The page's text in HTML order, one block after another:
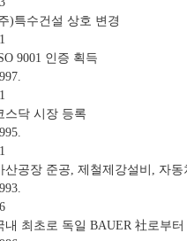
)특수건설 상호 변경
9001 인증 획득
스닥 시장 등록
산공장 준공, 제철제강설비, 자
내 최초로 독일 BAUER 社로부